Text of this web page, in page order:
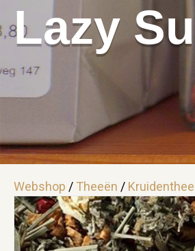
Lazy
Webshop / Theeën / Kruidenthee